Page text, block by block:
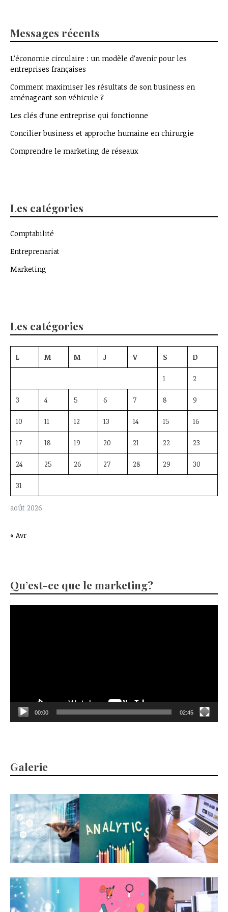
Messages récents
L’économie circulaire : un modèle d’avenir pour les
entreprises françaises
Comment maximiser les résultats de son business en
aménageant son véhicule ?
Les clés d’une entreprise qui fonctionne
Concilier business et approche humaine en chirurgie
Comprendre le marketing de réseaux
Les catégories
Comptabilité
Entreprenariat
Marketing
Les catégories
août 2026
L M M J V S D
1 2
3 4 5 6 7 8 9
10 11 12 13 14 15 16
17 18 19 20 21 22 23
24 25 26 27 28 29 30
31
« Avr
Qu’est-ce que le marketing?
00:00 02:45
Galerie